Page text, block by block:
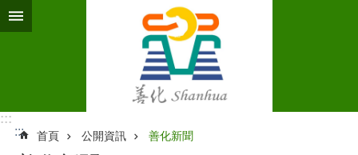
跳到主要內容區塊
:::
:::
首頁 公開資訊 善化新聞